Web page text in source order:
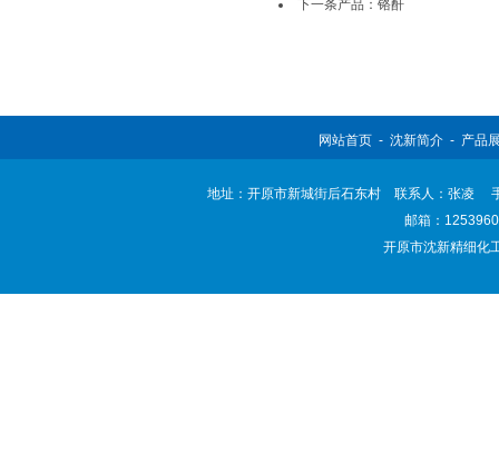
下一条产品：铬酐
网站首页- 沈新简介- 产品
地址：开原市新城街后石东村 联系人：张凌
邮箱：
开原市沈新精细化